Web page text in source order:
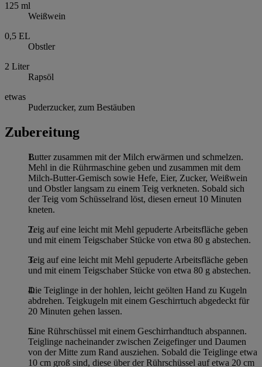
125 ml
Weißwein
0,5 EL
Obstler
2 Liter
Rapsöl
etwas
Puderzucker, zum Bestäuben
Zubereitung
Butter zusammen mit der Milch erwärmen und schmelzen.
Mehl in die Rührmaschine geben und zusammen mit dem
Milch-Butter-Gemisch sowie Hefe, Eier, Zucker, Weißwein
und Obstler langsam zu einem Teig verkneten. Sobald sich
der Teig vom Schüsselrand löst, diesen erneut 10 Minuten
kneten.
Teig auf eine leicht mit Mehl gepuderte Arbeitsfläche geben
und mit einem Teigschaber Stücke von etwa 80 g abstechen.
Teig auf eine leicht mit Mehl gepuderte Arbeitsfläche geben
und mit einem Teigschaber Stücke von etwa 80 g abstechen.
Die Teiglinge in der hohlen, leicht geölten Hand zu Kugeln
abdrehen. Teigkugeln mit einem Geschirrtuch abgedeckt für
20 Minuten gehen lassen.
Eine Rührschüssel mit einem Geschirrhandtuch abspannen.
Teiglinge nacheinander zwischen Zeigefinger und Daumen
von der Mitte zum Rand ausziehen. Sobald die Teiglinge etwa
10 cm groß sind, diese über der Rührschüssel auf etwa 20 cm